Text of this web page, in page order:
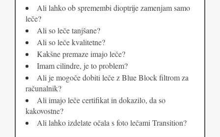
Ali lahko ob spremembi dioptrije zamenjam samo
leče?
Ali so leče tanjšane?
Ali so leče kvalitetne?
Kakšne premaze imajo leče?
Imam cilindre, je to problem?
Ali je mogoče dobiti leče z Blue Block filtrom za
računalnik?
Ali imajo leče certifikat in dokazilo, da so
kakovostne?
Ali lahko izdelate očala s foto lečami Transition?